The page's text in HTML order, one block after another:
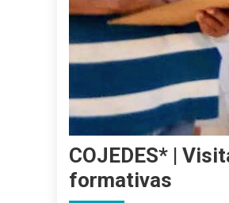
COJEDES* |
formativas